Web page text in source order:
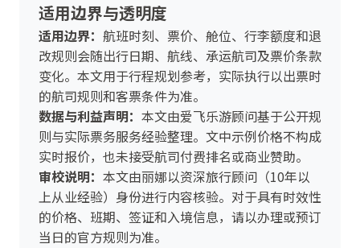
适用边界与透明度
适用边界： 航班时刻、票价、舱位、行李额度和退
改规则会随出行日期、航线、承运航司及票价条款
变化。本文用于行程规划参考，实际执行以出票时
的航司规则和客票条件为准。
数据与利益声明： 本文由爱飞乐游顾问基于公开规
则与实际票务服务经验整理。文中示例价格不构成
实时报价，也未接受航司付费排名或商业赞助。
审校说明： 本文由丽娜以资深旅行顾问（10年以
上从业经验）身份进行内容核验。对于具有时效性
的价格、班期、签证和入境信息，请以办理或预订
当日的官方规则为准。